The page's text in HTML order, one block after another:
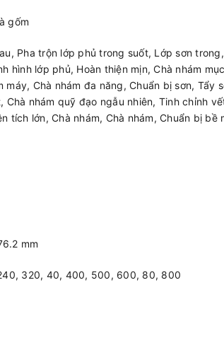
gốm
Pha trộn lớp phủ trong suốt, Lớp sơn
hình lớp phủ, Hoàn thiện mịn, Chà nhám
máy, Chà nhám đa năng, Chuẩn bị sơn, Tẩy
Chà nhám quỹ đạo ngẫu nhiên, Tinh chỉnh
tích lớn, Chà nhám, Chà nhám, Chuẩn bị bề
mm
320, 40, 400, 500, 600, 80, 800